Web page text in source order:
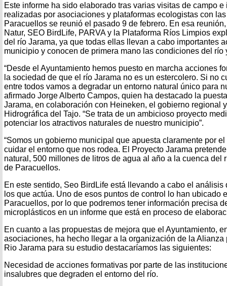
Este informe ha sido elaborado tras varias visitas de campo
realizadas por asociaciones y plataformas ecologistas con
Paracuellos se reunió el pasado 9 de febrero. En esa
Natur, SEO BirdLife, PARVA y la Plataforma Ríos Limpios
del río Jarama, ya que todas ellas llevan a cabo importantes
municipio y conocen de primera mano las condiciones del río
“Desde el Ayuntamiento hemos puesto en marcha acciones
la sociedad de que el río Jarama no es un estercolero. Si no
entre todos vamos a degradar un entorno natural único para
afirmado Jorge Alberto Campos, quien ha destacado la
Jarama, en colaboración con Heineken, el gobierno regional
Hidrográfica del Tajo. “Se trata de un ambicioso proyecto
potenciar los atractivos naturales de nuestro municipio”.
“Somos un gobierno municipal que apuesta claramente por
cuidar el entorno que nos rodea. El Proyecto Jarama
natural, 500 millones de litros de agua al año a la cuenca del
de Paracuellos.
En este sentido, Seo BirdLife está llevando a cabo el
los que actúa. Uno de esos puntos de control lo han ubicado
Paracuellos, por lo que podremos tener información precisa
microplásticos en un informe que está en proceso de
En cuanto a las propuestas de mejora que el Ayuntamiento,
asociaciones, ha hecho llegar a la organización de la
Rio Jarama para su estudio destacaríamos las siguientes:
Necesidad de acciones formativas por parte de las
insalubres que degraden el entorno del río.